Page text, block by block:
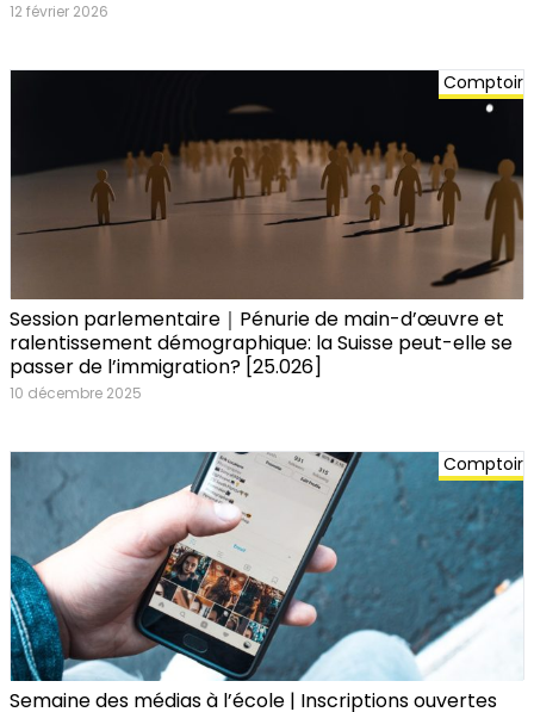
12 février 2026
Comptoir
Session parlementaire｜Pénurie de main-d’œuvre et
ralentissement démographique: la Suisse peut-elle se
passer de l’immigration? [25.026]
10 décembre 2025
Comptoir
Semaine des médias à l’école | Inscriptions ouvertes